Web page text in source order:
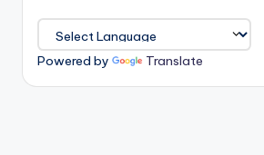
Powered by Translate